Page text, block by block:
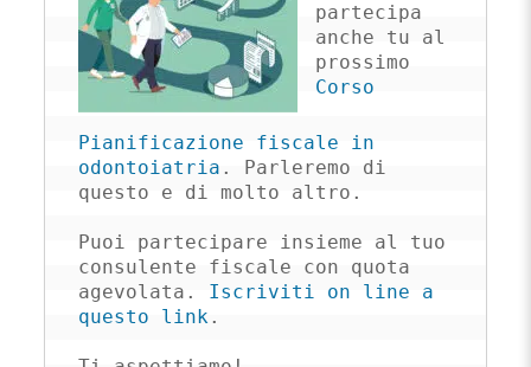
partecipa
anche tu al
Corso
Pianificazione fiscale in
odontoiatria . Parleremo di
questo e di molto altro.
Puoi partecipare insieme al tuo
consulente fiscale con quota
agevolata. Iscriviti on line a
questo link.